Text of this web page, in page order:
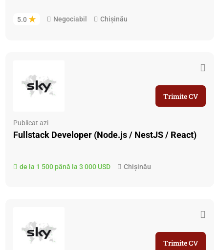
5.0 Negociabil Chișinău
Publicat azi
Fullstack Developer (Node.js / NestJS / React)
de la 1 500 până la 3 000 USD Chișinău
Trimite CV
Trimite CV